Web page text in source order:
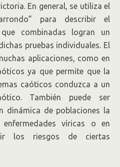
En general, se utiliza el
para describir el
combinadas logran un
pruebas individuales. El
aplicaciones, como en
ya que permite que la
caóticos conduzca a un
También puede ser
dinámica de poblaciones la
víricas o en
los riesgos de ciertas